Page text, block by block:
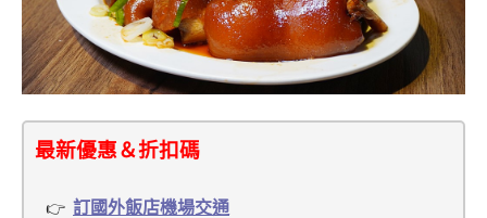
最新優惠＆折扣碼
訂國外飯店機場交通